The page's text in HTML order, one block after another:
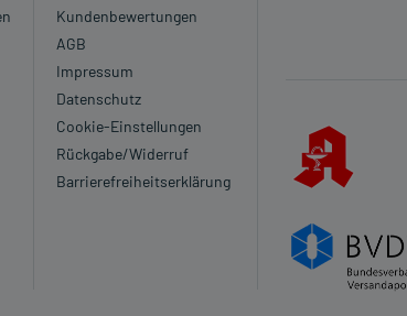
Arzt oder Apotheker überschritten werden.
und/oder Dauer der Erkrankung und wird
Anwendung zeitlich nicht begrenzt, das
Kundenbewertungen
AGB
Impressum
Datenschutz
Cookie-Einstellungen
Rückgabe/Widerruf
Barrierefreiheitserklärung